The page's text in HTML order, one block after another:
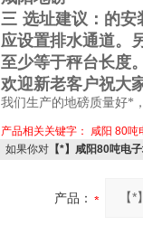
三 选址建议：的安
应设置排水通道。
至少等于秤台长度
欢迎新老客户祝大
我们生产的地磅质量好*
产品相关关键字： 咸阳 80吨
如果你对 【*】咸阳80吨电
产品：